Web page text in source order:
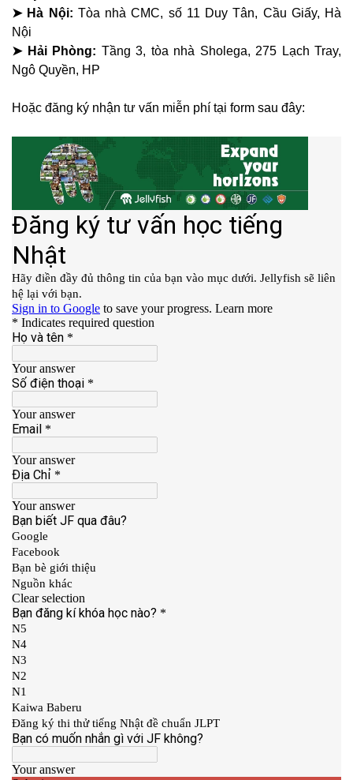
➤ Hà Nội: Tòa nhà CMC, số 11 Duy Tân, Cầu Giấy, Hà
Nội
➤ Hải Phòng: Tầng 3, tòa nhà Sholega, 275 Lạch Tray,
Ngô Quyền, HP
Hoặc đăng ký nhận tư vấn miễn phí tại form sau đây: